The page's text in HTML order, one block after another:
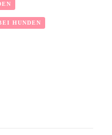
HUNDEN